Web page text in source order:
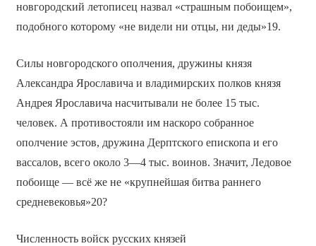
новгородский летописец назвал «страшным побоищем»,
подобного которому «не видели ни отцы, ни деды»19.
Силы новгородского ополчения, дружины князя
Александра Ярославича и владимирских полков князя
Андрея Ярославича насчитывали не более 15 тыс.
человек. А противостояли им наскоро собранное
ополчение эстов, дружина Дерптского епископа и его
вассалов, всего около 3—4 тыс. воинов. Значит, Ледовое
побоище — всё же не «крупнейшая битва раннего
средневековья»20?
Численность войск русских князей